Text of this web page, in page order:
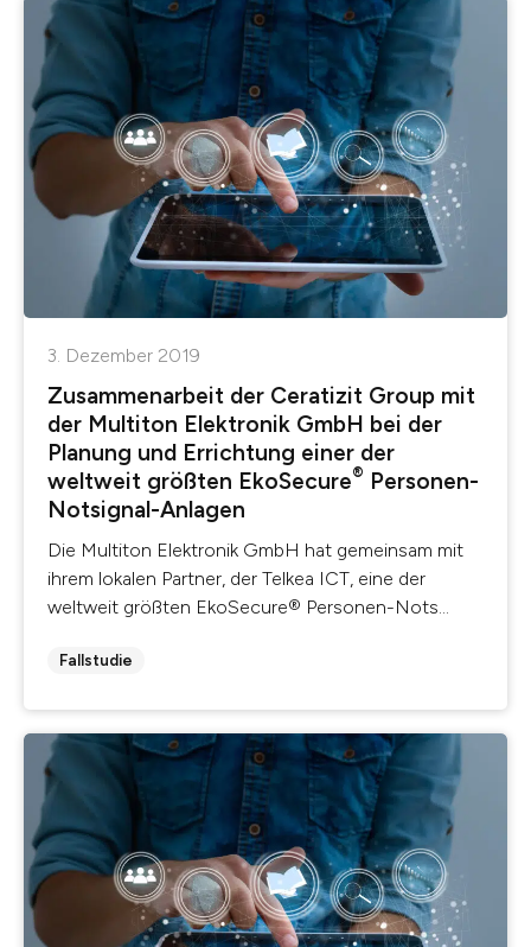
3. Dezember 2019
Zusammenarbeit der Ceratizit Group mit
der Multiton Elektronik GmbH bei der
Planung und Errichtung einer der
weltweit größten EkoSecure® Personen-
Notsignal-Anlagen
Die Multiton Elektronik GmbH hat ge­meinsam mit
ihrem lokalen Partner, der Telkea ICT, eine der
weltweit größten EkoSecure® Personen-Nots...
Fallstudie